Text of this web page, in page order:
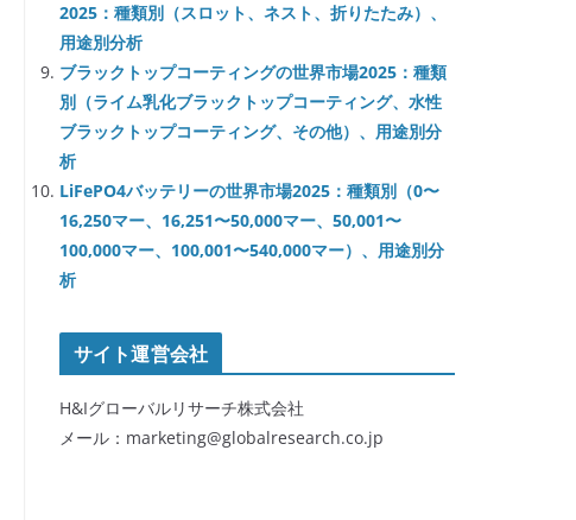
2025：種類別（スロット、ネスト、折りたたみ）、
用途別分析
ブラックトップコーティングの世界市場2025：種類
別（ライム乳化ブラックトップコーティング、水性
ブラックトップコーティング、その他）、用途別分
析
LiFePO4バッテリーの世界市場2025：種類別（0〜
16,250マー、16,251〜50,000マー、50,001〜
100,000マー、100,001〜540,000マー）、用途別分
析
サイト運営会社
H&Iグローバルリサーチ株式会社
メール：marketing@globalresearch.co.jp